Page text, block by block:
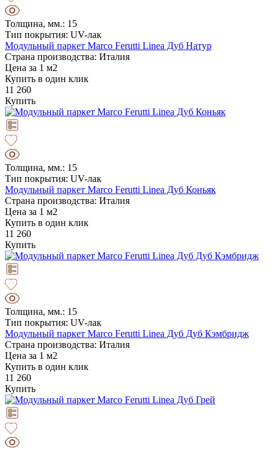
Толщина, мм.: 15
Тип покрытия: UV-лак
Модульный паркет Marco Ferutti Linea Дуб Натур
Страна производства: Италия
Цена за 1 м2
Купить в один клик
11 260
Купить
Толщина, мм.: 15
Тип покрытия: UV-лак
Модульный паркет Marco Ferutti Linea Дуб Коньяк
Страна производства: Италия
Цена за 1 м2
Купить в один клик
11 260
Купить
Толщина, мм.: 15
Тип покрытия: UV-лак
Модульный паркет Marco Ferutti Linea Дуб Дуб Кэмбридж
Страна производства: Италия
Цена за 1 м2
Купить в один клик
11 260
Купить